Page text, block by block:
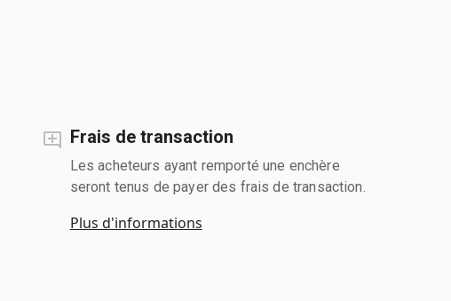
Frais de transaction
Les acheteurs ayant remporté une enchère
seront tenus de payer des frais de transaction.
Plus d'informations